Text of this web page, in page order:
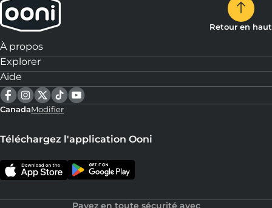
Retour en haut
À propos
Explorer
Aide
CanadaModifier
Téléchargez l'application Ooni
Payez en toute sécurité avec